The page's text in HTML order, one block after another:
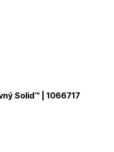
Solid™ | 1066717